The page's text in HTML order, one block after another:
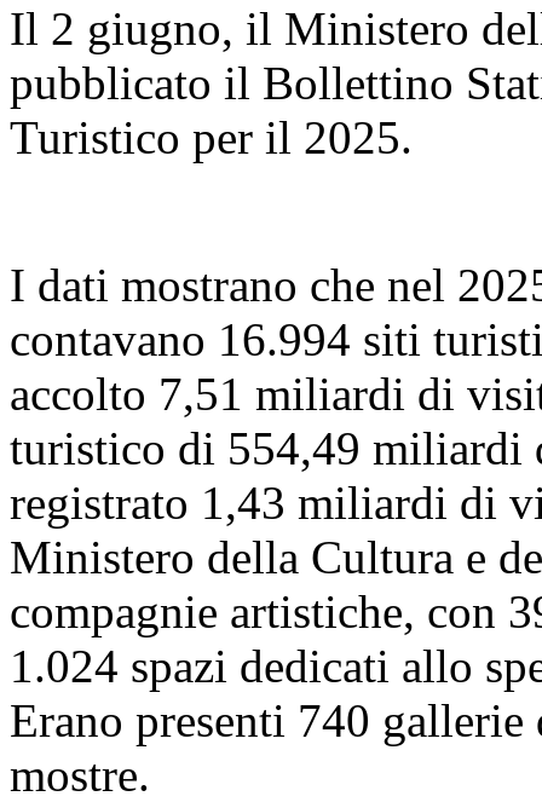
Il 2 giugno, il Ministero
pubblicato il Bollettino
Turistico per il 2025.
I dati mostrano che nel
contavano 16.994 siti
accolto 7,51 miliardi di
turistico di 554,49 miliardi
registrato 1,43 miliardi di
Ministero della Cultura e
compagnie artistiche, con
1.024 spazi dedicati allo
Erano presenti 740
mostre.